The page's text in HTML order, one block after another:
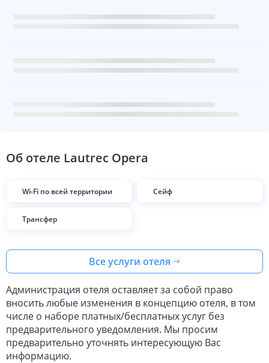
Об отеле Lautrec Opera
Wi-Fi по всей территории Сейф
Трансфер
Все услуги отеля
Администрация отеля оставляет за собой право
вносить любые изменения в концепцию отеля, в том
числе о наборе платных/бесплатных услуг без
предварительного уведомления. Мы просим
предварительно уточнять интересующую Вас
информацию.